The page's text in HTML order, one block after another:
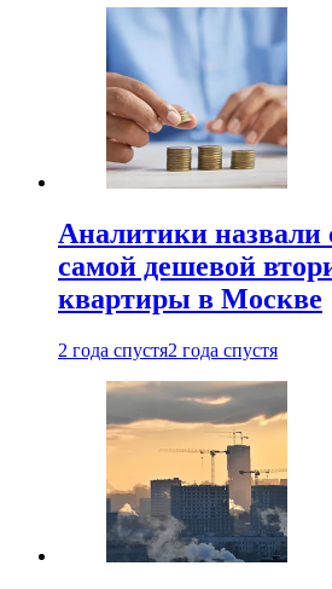
Аналитики назвали
самой дешевой
квартиры в Москве
2 года спустя2 года спустя